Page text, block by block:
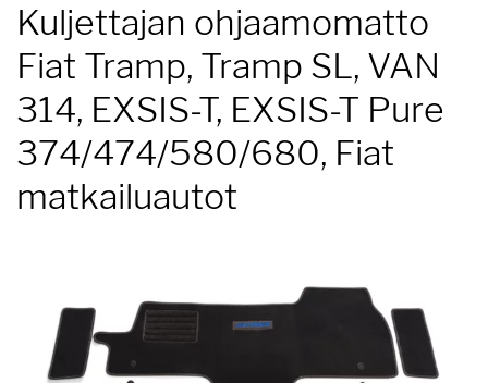
Kuljettajan ohjaamomatto
Fiat Tramp, Tramp SL, VAN
314, EXSIS-T, EXSIS-T Pure
374/474/580/680, Fiat
matkailuautot